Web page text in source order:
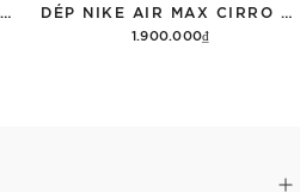
DÉP SANDAL NIKE MENS ACG AIR DESCHUTZ 'ĐẤT RỪNG' DÉP NIKE AIR MAX CIRRO MEN'S SLIDES 'BLACK'
1.900.000₫